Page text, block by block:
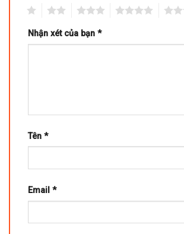
Nhận xét của bạn *
Tên *
Email *